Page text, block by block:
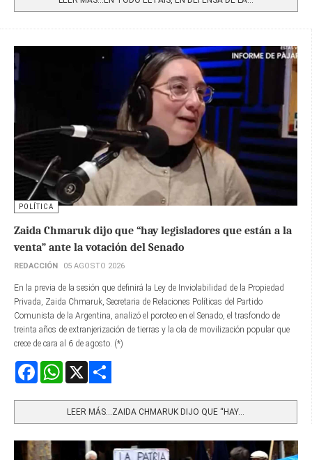
POLÍTICA
Zaida Chmaruk dijo que “hay legisladores que están a la
venta” ante la votación del Senado
REDACCIÓN 05 AGOSTO 2026
En la previa de la sesión que definirá la Ley de Inviolabilidad de la Propiedad
Privada, Zaida Chmaruk, Secretaria de Relaciones Políticas del Partido
Comunista de la Argentina, analizó el poroteo en el Senado, el trasfondo de
treinta años de extranjerización de tierras y la ola de movilización popular que
crece de cara al 6 de agosto. (*)
FacebookWhatsApp
LEER MÁS…ZAIDA CHMARUK DIJO QUE “HAY...